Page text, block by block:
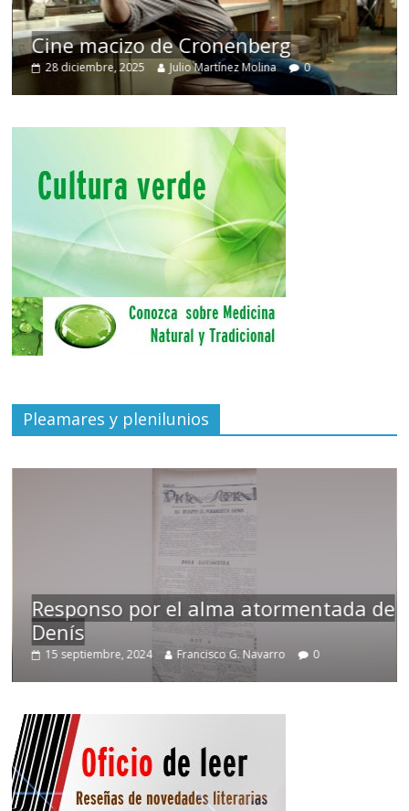
Cine macizo de Cronenberg
28 diciembre, 2025 Julio Martínez Molina 0
Pleamares y plenilunios
Responso por el alma atormentada de
Denís
15 septiembre, 2024 Francisco G. Navarro 0